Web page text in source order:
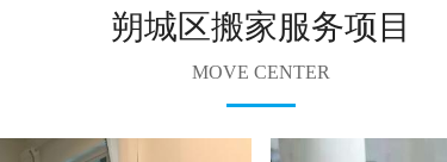
朔城区搬家服务项目
MOVE CENTER